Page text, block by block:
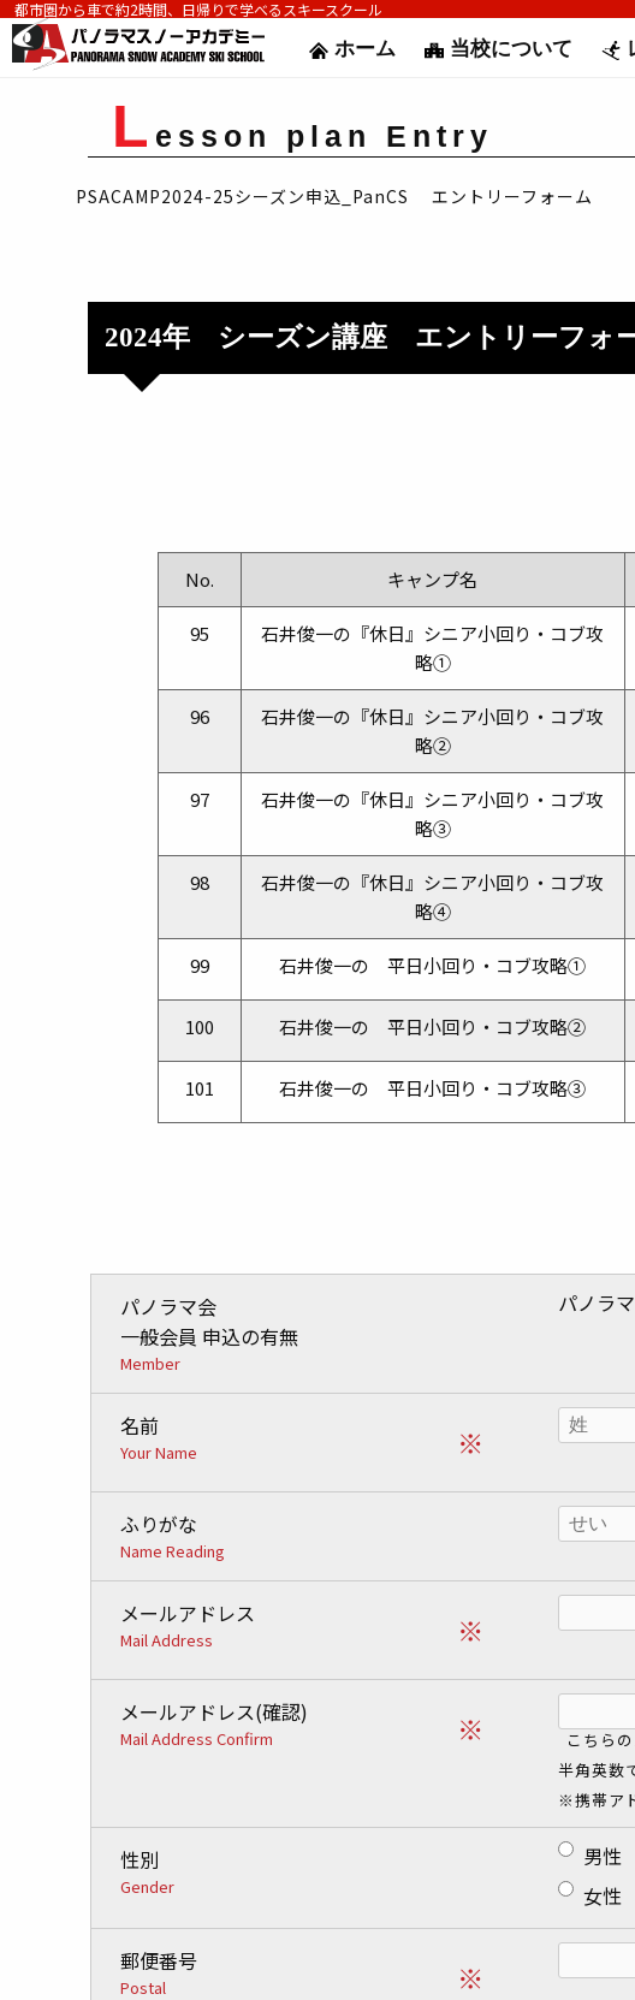
都市圏から車で約2時間、日帰りで学べるスキースクール
ホーム 当校について
L esson plan Entry
PSACAMP2024-25シーズン申込_PanCS エントリーフォーム
2024年 シーズン講座 エントリーフォ
No. キャンプ名
95
石井俊一の『休日』シニア小回り・コブ攻
略①
96
石井俊一の『休日』シニア小回り・コブ攻
略②
97
石井俊一の『休日』シニア小回り・コブ攻
略③
98
石井俊一の『休日』シニア小回り・コブ攻
略④
99 石井俊一の 平日小回り・コブ攻略①
100 石井俊一の 平日小回り・コブ攻略②
101 石井俊一の 平日小回り・コブ攻略③
パノラマ会
一般会員 申込の有無
Member
パノラ
※
名前
Your Name
ふりがな
Name Reading
※
メールアドレス
Mail Address
※
メールアドレス(確認)
Mail Address Confirm
こちら
半角英数
※携帯ア
性別
Gender
男性
女性
※
郵便番号
Postal